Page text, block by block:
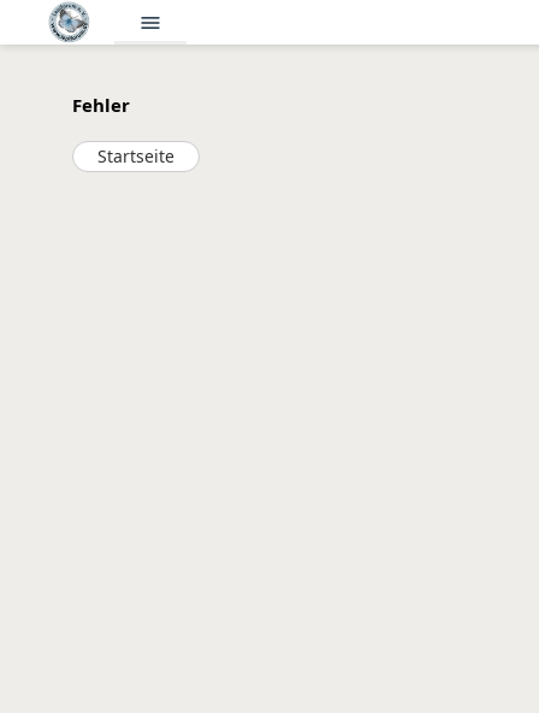
menu
Fehler
Startseite